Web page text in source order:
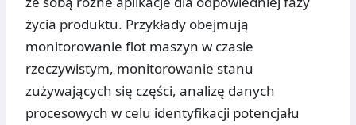
życia produktu. Przykłady obejmują
monitorowanie flot maszyn w czasie
rzeczywistym, monitorowanie stanu
zużywających się części, analizę danych
procesowych w celu identyfikacji potencjału